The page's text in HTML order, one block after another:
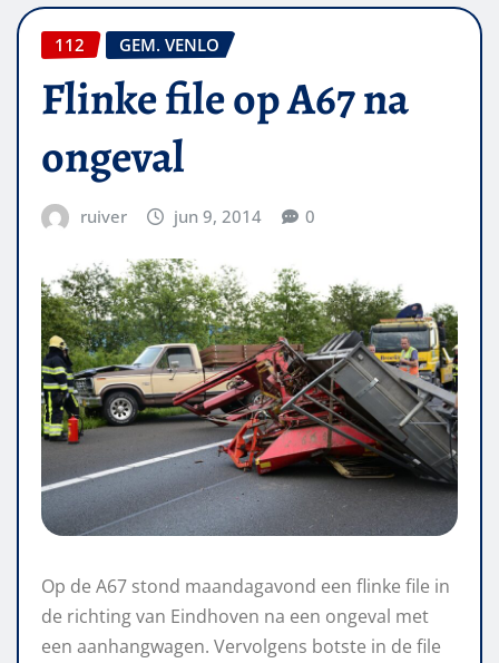
112 GEM. VENLO
Flinke file op A67 na
ongeval
ruiver jun 9, 2014 0
Op de A67 stond maandagavond een flinke file in
de richting van Eindhoven na een ongeval met
een aanhangwagen. Vervolgens botste in de file